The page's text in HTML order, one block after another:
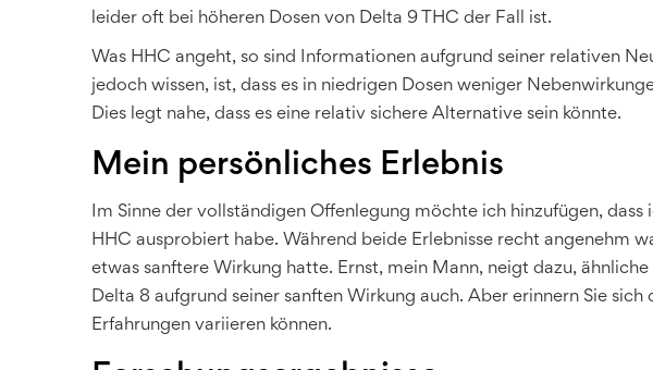
leider oft bei höheren Dosen von Delta 9 THC der Fall ist.
Was HHC angeht, so sind Informationen aufgrund seiner relativen
jedoch wissen, ist, dass es in niedrigen Dosen weniger
Dies legt nahe, dass es eine relativ sichere Alternative sein könnte.
Mein persönliches Erlebnis
Im Sinne der vollständigen Offenlegung möchte ich hinzufügen,
HHC ausprobiert habe. Während beide Erlebnisse recht angenehm
etwas sanftere Wirkung hatte. Ernst, mein Mann, neigt dazu,
Delta 8 aufgrund seiner sanften Wirkung auch. Aber erinnern Sie sich
Erfahrungen variieren können.